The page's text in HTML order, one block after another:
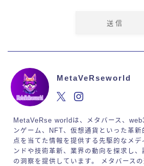
MetaVeRseworld
MetaVeRse worldは、メタバース、
ンゲーム、NFT、仮想通貨といった革新
点を当てた情報を提供する先駆的なメデ
ンドや技術革新、業界の動向を探求し
の洞察を提供しています。 メタバース